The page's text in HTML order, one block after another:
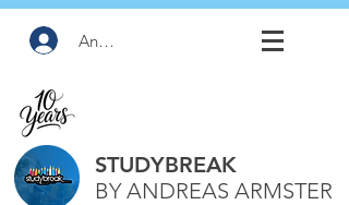
Anmelden
STUDYBREAK
BY ANDREAS ARMSTER